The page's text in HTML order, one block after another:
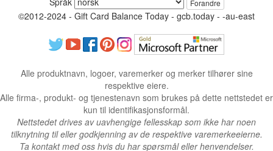
Forandre
©2012-2024 - Gift Card Balance Today - gcb.today - -au-east
Alle produktnavn, logoer, varemerker og merker tilhører sine
respektive eiere.
Alle firma-, produkt- og tjenestenavn som brukes på dette nettstedet er
kun til identifikasjonsformål.
Nettstedet drives av uavhengige fellesskap som ikke har noen
tilknytning til eller godkjenning av de respektive varemerkeeierne.
Ta kontakt med oss hvis du har spørsmål eller henvendelser.